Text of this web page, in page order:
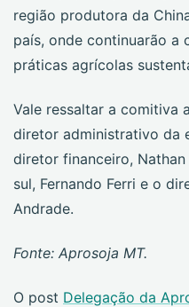
região produtora da
país, onde continuarão a
práticas agrícolas
Vale ressaltar a comitiva
diretor administrativo da
diretor financeiro,
sul, Fernando Ferri e o
Andrade.
Fonte: Aprosoja MT.
O post Delegação da